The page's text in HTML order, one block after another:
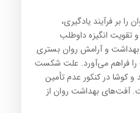
بر فرآیند یادگیری،
انگیزه داوطلب
بهداشت و آرامش روان بستری
فراهم می‌آورد. علت شکست
و کوشا در کنکور عدم تأمین
آفت‌های بهداشت روان از